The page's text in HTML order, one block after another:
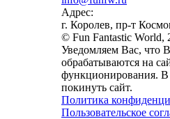
Адрес:
г. Королев, пр-т
© Fun Fantastic World,
Уведомляем Вас, что
обрабатываются на
функционирования. В
покинуть сайт.
Политика
Пользовательское